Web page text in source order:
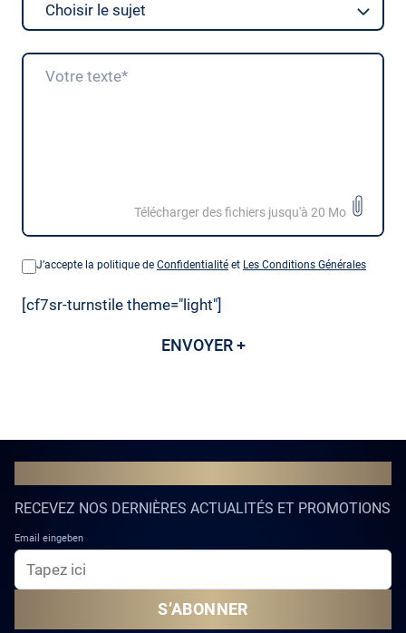
Choisir le sujet
Télécharger des fichiers jusqu'à 20 Mo
J’accepte la politique de Confidentialité et Les Conditions Générales
[cf7sr-turnstile theme="light"]
ENVOYER +
RECEVEZ NOS DERNIÈRES ACTUALITÉS ET PROMOTIONS
Email eingeben
S’ABONNER